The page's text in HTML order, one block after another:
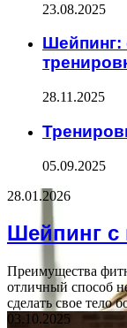
23.08.2025
Шейпинг:
28.11.2025
05.09.2025
28.01.2026
Шейпинг
Преимущества
отличный способ
сделать свое тело
03.10.2025